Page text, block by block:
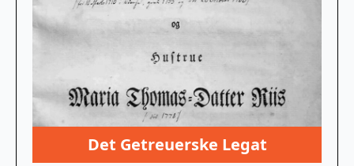
Det Getreuerske Legat